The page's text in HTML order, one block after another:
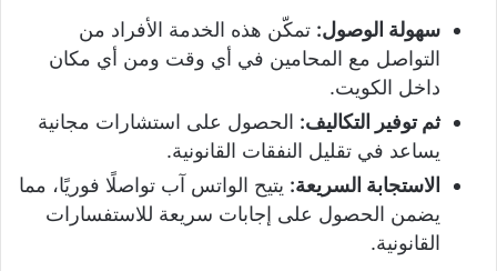
سهولة الوصول: تمكّن هذه الخدمة الأفراد من
التواصل مع المحامين في أي وقت ومن أي مكان
داخل الكويت.
ثم توفير التكاليف: الحصول على استشارات مجانية
يساعد في تقليل النفقات القانونية.
الاستجابة السريعة: يتيح الواتس آب تواصلًا فوريًا، مما
يضمن الحصول على إجابات سريعة للاستفسارات
القانونية.